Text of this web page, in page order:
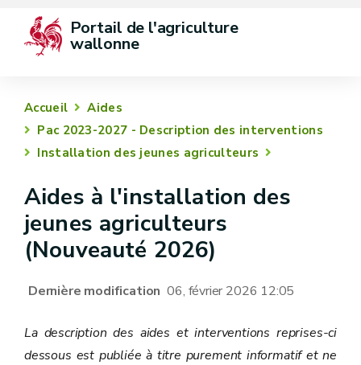
Portail de l'agriculture
wallonne
Accueil
Aides
Pac 2023-2027 - Description des interventions
Installation des jeunes agriculteurs
Aides à l'installation des
jeunes agriculteurs
(Nouveauté 2026)
Dernière modification 06, février 2026 12:05
La description des aides et interventions reprises-ci
dessous est publiée à titre purement informatif et ne